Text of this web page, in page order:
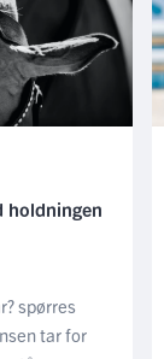
holdningen
spørres
tar for